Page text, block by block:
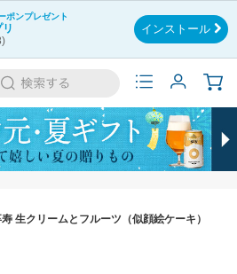
ポンプレゼント
インストール
生クリームとフルーツ（似顔絵ケーキ）